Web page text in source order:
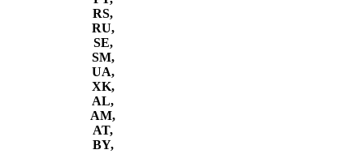
RS,
RU,
SE,
SM,
UA,
XK,
AL,
AM,
AT,
BY,